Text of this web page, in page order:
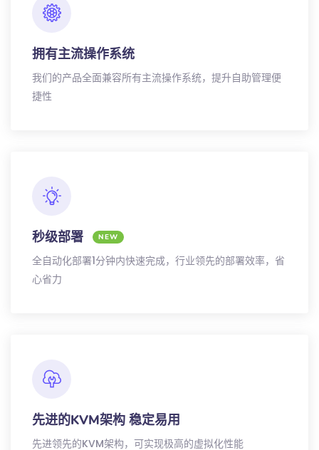
拥有主流操作系统
我们的产品全面兼容所有主流操作系统，提升自助管理便
捷性
秒级部署 NEW
全自动化部署1分钟内快速完成，行业领先的部署效率，省
心省力
先进的KVM架构 稳定易用
先进领先的KVM架构，可实现极高的虚拟化性能